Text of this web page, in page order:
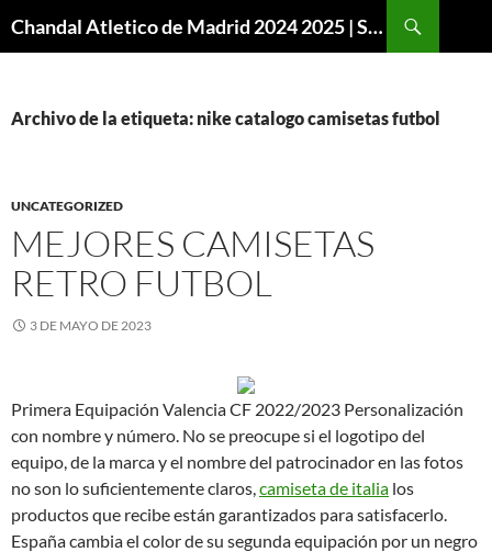
Chandal Atletico de Madrid 2024 2025 | SuperVigo
Archivo de la etiqueta: nike catalogo camisetas futbol
UNCATEGORIZED
MEJORES CAMISETAS
RETRO FUTBOL
3 DE MAYO DE 2023
Primera Equipación Valencia CF 2022/2023 Personalización
con nombre y número. No se preocupe si el logotipo del
equipo, de la marca y el nombre del patrocinador en las fotos
no son lo suficientemente claros,camiseta de italia los
productos que recibe están garantizados para satisfacerlo.
España cambia el color de su segunda equipación por un negro